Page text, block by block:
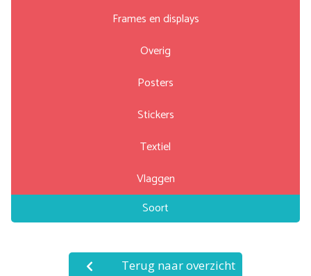
Frames en displays
Overig
Posters
Stickers
Textiel
Vlaggen
Soort
Terug naar overzicht